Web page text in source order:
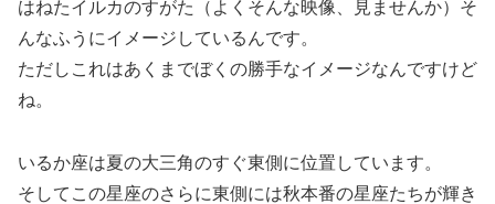
はねたイルカのすがた（よくそんな映像、見ませんか）そ
んなふうにイメージしているんです。
ただしこれはあくまでぼくの勝手なイメージなんですけど
ね。
いるか座は夏の大三角のすぐ東側に位置しています。
そしてこの星座のさらに東側には秋本番の星座たちが輝き